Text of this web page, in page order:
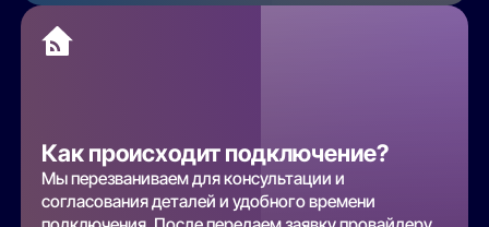
Как происходит подключение?
Мы перезваниваем для консультации и
согласования деталей и удобного времени